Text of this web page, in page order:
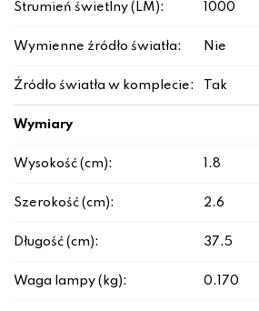
Strumień świetlny (LM): 1000
Wymienne źródło światła: Nie
Źródło światła w komplecie: Tak
Wymiary
Wysokość (cm): 1.8
Szerokość (cm): 2.6
Długość (cm): 37.5
Waga lampy (kg): 0.170